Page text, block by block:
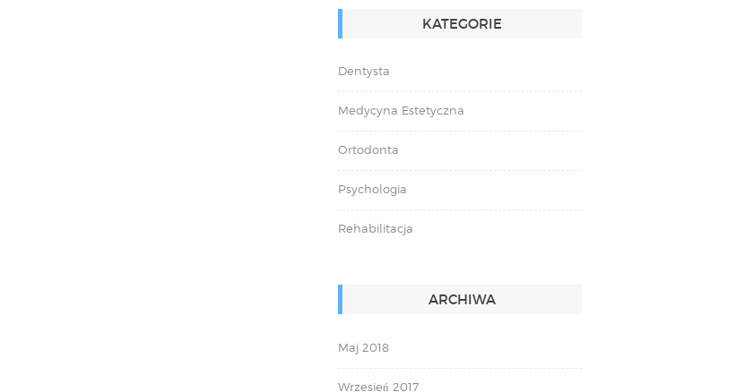
KATEGORIE
Dentysta
Medycyna Estetyczna
Ortodonta
Psychologia
Rehabilitacja
ARCHIWA
Maj 2018
Wrzesień 2017